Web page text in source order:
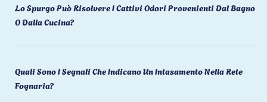
Lo Spurgo Può Risolvere I Cattivi Odori Provenienti Dal Bagno
O Dalla Cucina?
Quali Sono I Segnali Che Indicano Un Intasamento Nella Rete
Fognaria?